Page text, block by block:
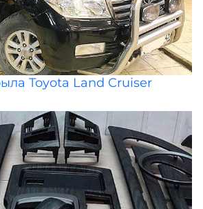
Toyota Land Cruiser